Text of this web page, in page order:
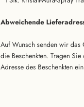
Abweichende
Auf Wunsch senden wir das
die Beschenkten. Tragen
Adresse des Beschenkten